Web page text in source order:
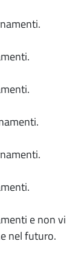
e non vi
nel futuro.